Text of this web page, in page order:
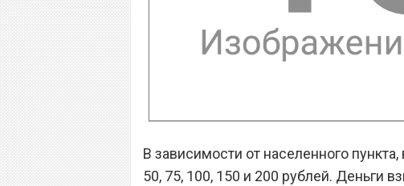
В зависимости от населенного
50, 75, 100, 150 и 200 рублей. Деньги